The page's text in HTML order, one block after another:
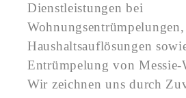
Dienstleistungen bei
Wohnungsentrümpelungen,
Haushaltsauflösungen
Entrümpelung von Messie-
Wir zeichnen uns durch